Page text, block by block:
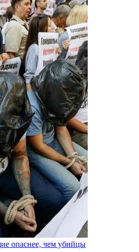
опаснее, чем убийцы